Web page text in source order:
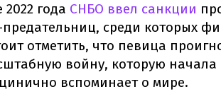
2022 года СНБО ввел санкции
предательниц, среди которых
отметить, что певица
войну, которую начала
вспоминает о мире.